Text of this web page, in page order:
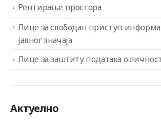
Рентирање простора
Лице за слободан приступ
јавног значаја
Лице за заштиту података о
Актуелно